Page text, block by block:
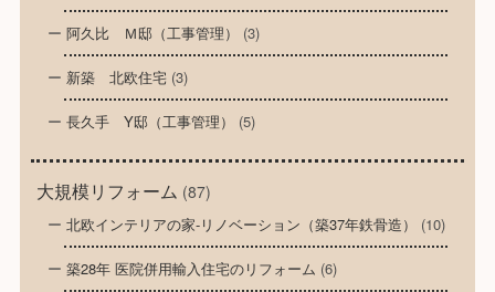
阿久比 Ｍ邸（工事管理） (3)
新築 北欧住宅(3)
長久手 Y邸（工事管理） (5)
大規模リフォーム (87)
北欧インテリアの家-リノベーション（築37年鉄骨造） (10)
築28年 医院併用輸入住宅のリフォーム (6)